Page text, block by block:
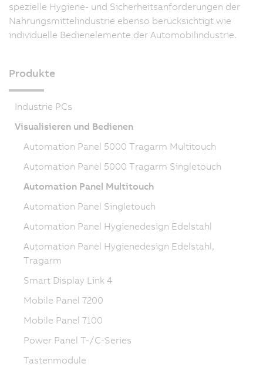
spezielle Hygiene- und Sicherheitsanforderungen der
Nahrungsmittelindustrie ebenso berücksichtigt wie
individuelle Bedienelemente der Automobilindustrie.
Produkte
Industrie PCs
Visualisieren und Bedienen
Automation Panel 5000 Tragarm Multitouch
Automation Panel 5000 Tragarm Singletouch
Automation Panel Multitouch
Automation Panel Singletouch
Automation Panel Hygienedesign Edelstahl
Automation Panel Hygienedesign Edelstahl,
Tragarm
Smart Display Link 4
Mobile Panel 7200
Mobile Panel 7100
Power Panel T-/C-Series
Tastenmodule